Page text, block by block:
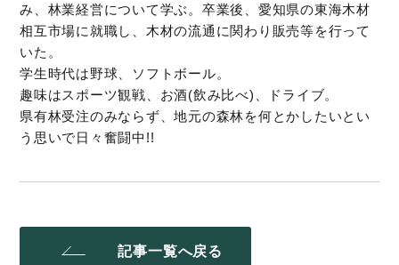
み、林業経営について学ぶ。卒業後、愛知県の東海木材
相互市場に就職し、木材の流通に関わり販売等を行って
いた。
学生時代は野球、ソフトボール。
趣味はスポーツ観戦、お酒(飲み比べ)、ドライブ。
県有林受注のみならず、地元の森林を何とかしたいとい
う思いで日々奮闘中!!
記事一覧へ戻る